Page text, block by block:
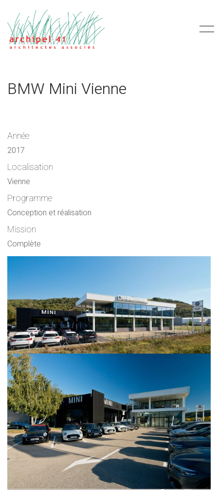
BMW Mini Vienne
Année
2017
Localisation
Vienne
Programme
Conception et réalisation
Mission
Complète